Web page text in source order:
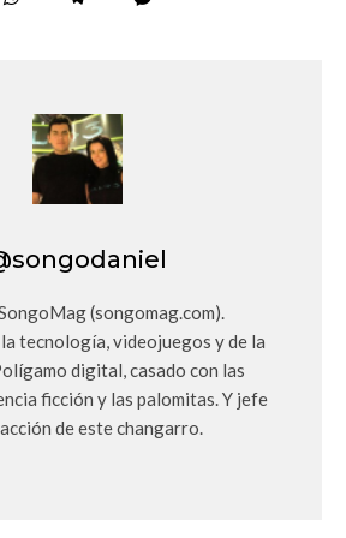
(songomag.com).
tecnología, videojuegos y de la
digital, casado con las
ficción y las palomitas. Y jefe
de este changarro.